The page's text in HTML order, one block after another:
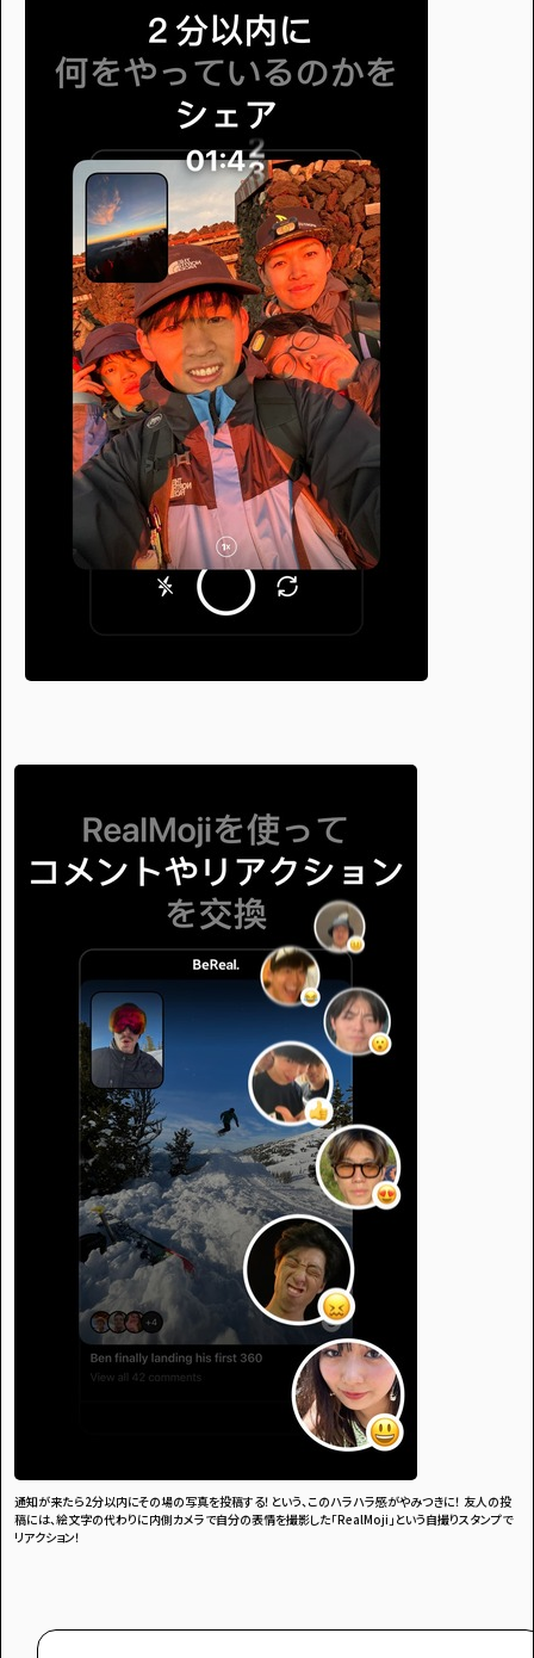
通知が来たら2分以内にその場の写真を投稿する！という、このハラハラ感がやみつきに！ 友人の投
稿には、絵文字の代わりに内側カメラで自分の表情を撮影した「RealMoji」という自撮りスタンプで
リアクション！